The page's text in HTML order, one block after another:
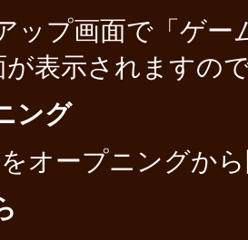
ップ画面で「ゲ
が表示されますの
ング
オープニングか